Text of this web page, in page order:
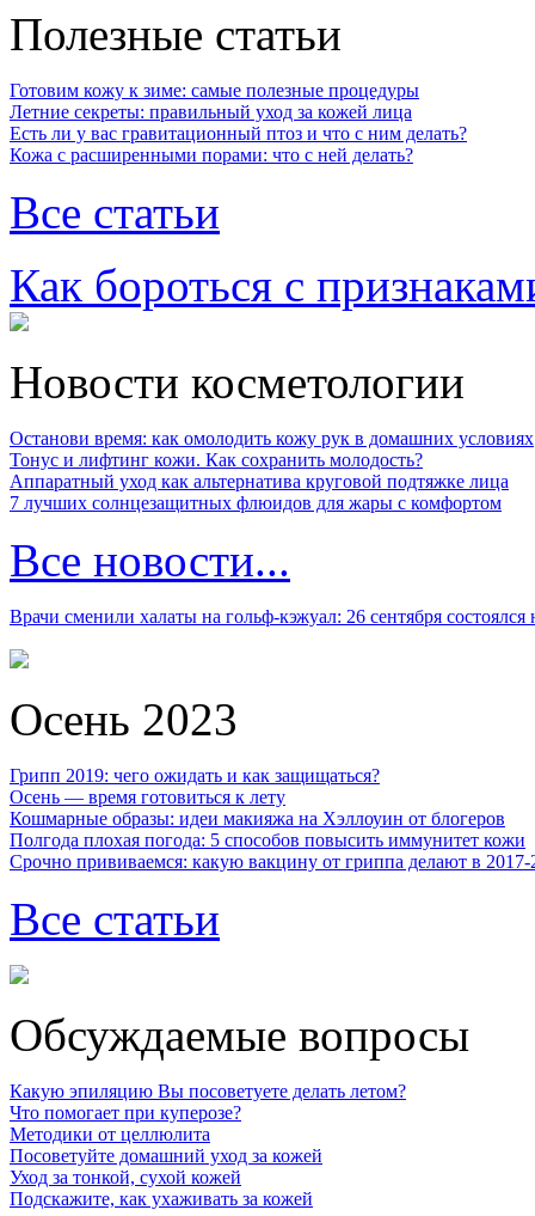
Полезные статьи
Готовим кожу к зиме: самые полезные процедуры
Летние секреты: правильный уход за кожей лица
Есть ли у вас гравитационный птоз и что с ним делать?
Кожа с расширенными порами: что с ней делать?
Все статьи
Как бороться с
Новости косметологии
Останови время: как омолодить кожу рук в домашних условиях
Тонус и лифтинг кожи. Как сохранить молодость?
Аппаратный уход как альтернатива круговой подтяжке лица
7 лучших солнцезащитных флюидов для жары с комфортом
Все новости...
Врачи сменили халаты на гольф-кэжуал: 26 сентября
Осень 2023
Грипп 2019: чего ожидать и как защищаться?
Осень — время готовиться к лету
Кошмарные образы: идеи макияжа на Хэллоуин от блогеров
Полгода плохая погода: 5 способов повысить иммунитет кожи
Срочно прививаемся: какую вакцину от гриппа делают в 2017-
Все статьи
Обсуждаемые вопросы
Какую эпиляцию Вы посоветуете делать летом?
Что помогает при куперозе?
Методики от целлюлита
Посоветуйте домашний уход за кожей
Уход за тонкой, сухой кожей
Подскажите, как ухаживать за кожей